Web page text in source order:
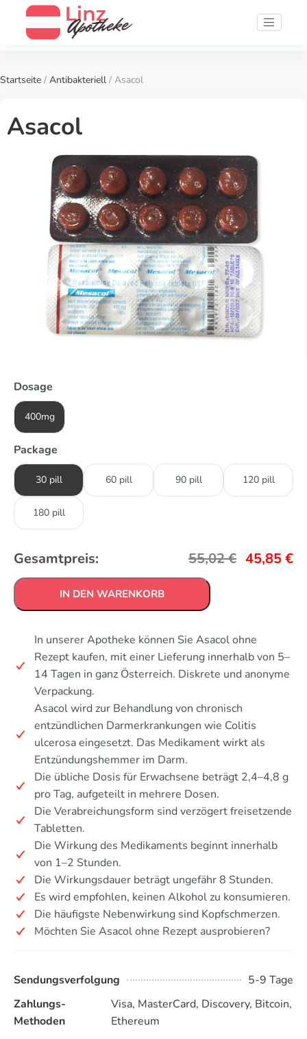
Startseite / Antibakteriell / Asacol
Asacol
Dosage
400mg
Package
30 pill 60 pill 90 pill 120 pill
180 pill
Gesamtpreis: 55,02€ 45,85€
IN DEN WARENKORB
In unserer Apotheke können Sie Asacol ohne
Rezept kaufen, mit einer Lieferung innerhalb von 5–
14 Tagen in ganz Österreich. Diskrete und anonyme
Verpackung.
Asacol wird zur Behandlung von chronisch
entzündlichen Darmerkrankungen wie Colitis
ulcerosa eingesetzt. Das Medikament wirkt als
Entzündungshemmer im Darm.
Die übliche Dosis für Erwachsene beträgt 2,4–4,8 g
pro Tag, aufgeteilt in mehrere Dosen.
Die Verabreichungsform sind verzögert freisetzende
Tabletten.
Die Wirkung des Medikaments beginnt innerhalb
von 1–2 Stunden.
Die Wirkungsdauer beträgt ungefähr 8 Stunden.
Es wird empfohlen, keinen Alkohol zu konsumieren.
Die häufigste Nebenwirkung sind Kopfschmerzen.
Möchten Sie Asacol ohne Rezept ausprobieren?
Sendungsverfolgung
5-9 Tage
Zahlungs-
Methoden
Visa, MasterCard, Discovery, Bitcoin,
Ethereum